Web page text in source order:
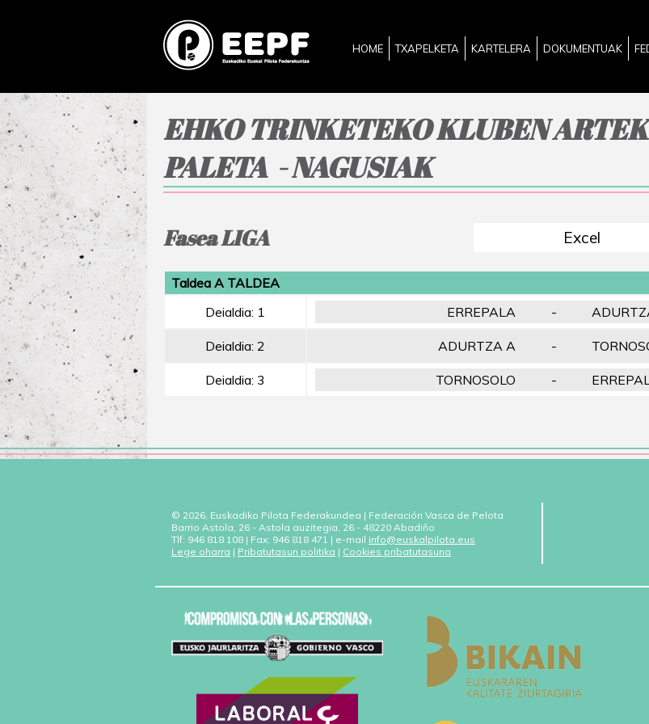
HOME TXAPELKETA KARTELERA DOKUMENTUAK
EHKO TRINKETEKO KLUBEN
PALETA - NAGUSIAK
Fasea LIGA Excel
Taldea A TALDEA
Deialdia: 1
ERREPALA -
Deialdia: 2 ADURTZA A -
Deialdia: 3 TORNOSOLO -
© 2026, Euskadiko Pilota Federakundea | Federación Vasca de Pelota
Barrio Astola, 26 - Astola auzitegia, 26 - 48220 Abadiño
Tlf: 946 818 108 | Fax: 946 818 471 | e-mail info@euskalpilota.eus
Lege oharra | Pribatutasun politika | Cookies pribatutasuna